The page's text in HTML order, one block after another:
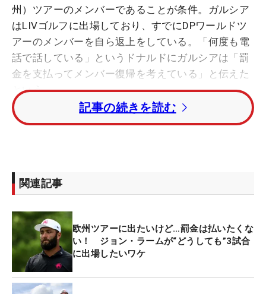
州）ツアーのメンバーであることが条件。ガルシア
はLIVゴルフに出場しており、すでにDPワールドツ
アーのメンバーを自ら返上をしている。「何度も電
話で話している」というドナルドにガルシアは「罰
金を支払ってメンバー復帰を考えている」と伝えた
という。
罰金の金額は“150万ポンド”（約3億円）を超えると
2000万円）の罰金を科されたがガルシアはこれを拒
否し、ツアーメンバー返上を選択した。昨年9月、
場するためには当時70万ポンド（約約1億4000万円
の罰金を支払う意志を示したが、DPワールドツアー
はこれを却下した。
しかし、ガルシアのライダーカップへの思いは今も
記事の続きを読む
関連記事
欧州ツアーに出たいけど…罰金は払いたくな
い！ ジョン・ラームが“どうしても”3試合
に出場したいワケ